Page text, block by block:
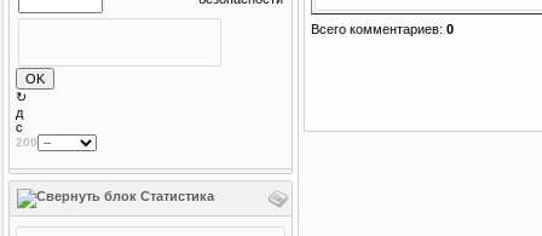
↻
д
c
200
Статистика
Всего комментариев: 0